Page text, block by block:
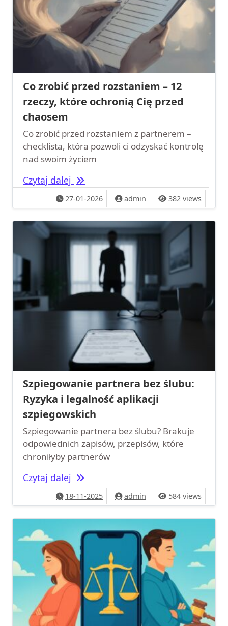
Co zrobić przed rozstaniem – 12
rzeczy, które ochronią Cię przed
chaosem
Co zrobić przed rozstaniem z partnerem –
checklista, która pozwoli ci odzyskać kontrolę
nad swoim życiem
Czytaj dalej Co zrobić przed rozstaniem – 12
27-01-2026 admin 382 views
Szpiegowanie partnera bez ślubu:
Ryzyka i legalność aplikacji
szpiegowskich
Szpiegowanie partnera bez ślubu? Brakuje
odpowiednich zapisów, przepisów, które
chroniłyby partnerów
Czytaj dalej Szpiegowanie partnera bez ślubu:
18-11-2025 admin 584 views